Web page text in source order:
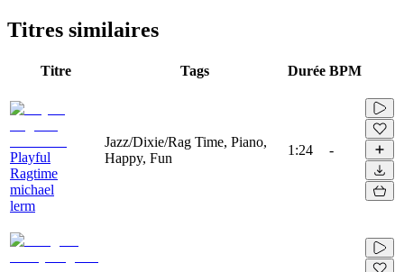
Titres similaires
Titre Tags Durée BPM
Playful
Ragtime
michael
lerm
Jazz/Dixie/Rag Time, Piano,
Happy, Fun
1:24 -